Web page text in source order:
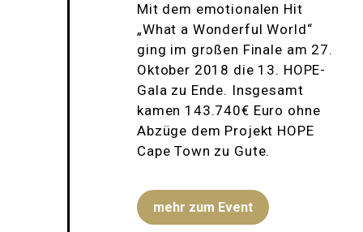
Mit dem emotionalen Hit
„What a Wonderful World“
ging im großen Finale am 27.
Oktober 2018 die 13. HOPE-
Gala zu Ende. Insgesamt
kamen 143.740€ Euro ohne
Abzüge dem Projekt HOPE
Cape Town zu Gute.
mehr zum Event